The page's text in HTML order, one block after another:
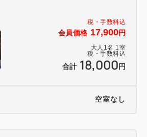
税・手数料込
会員価格 17,900円
大人 1 名 1 室
税・手数料込
合計 18,000 円
空室なし